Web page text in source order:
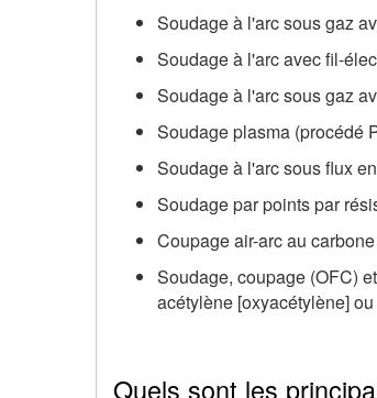
Soudage à l'arc sous gaz
Soudage à l'arc avec fil-
Soudage à l'arc sous gaz
Soudage plasma (procédé
Soudage à l'arc sous flux
Soudage par points par
Coupage air-arc au
Soudage, coupage (OFC)
acétylène [oxyacétylène]
Quels sont les